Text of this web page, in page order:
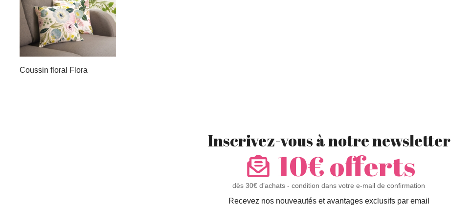
Coussin floral Flora
Inscrivez-vous à notre newsletter
10€ offerts
dès 30€ d’achats - condition dans votre e-mail de confirmation
Recevez nos nouveautés et avantages exclusifs par email